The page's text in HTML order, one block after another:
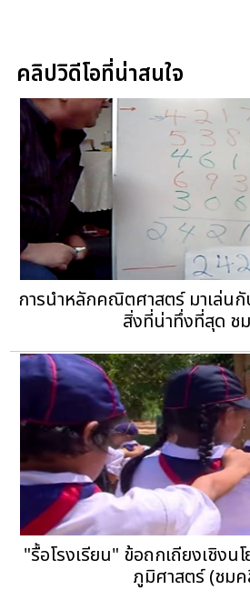
คลิปวิดีโอที่น่าสนใจ
การนำหลักคณิตศาสตร์ มาเล่นกั
สิ่งที่น่าทึ่งที่สุด ช
"รื้อโรงเรียน" ข้อถกเถียงเชิงน
ภูมิศาสตร์ (ชม